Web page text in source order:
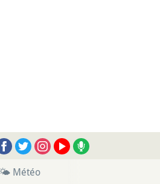
🌤 Météo